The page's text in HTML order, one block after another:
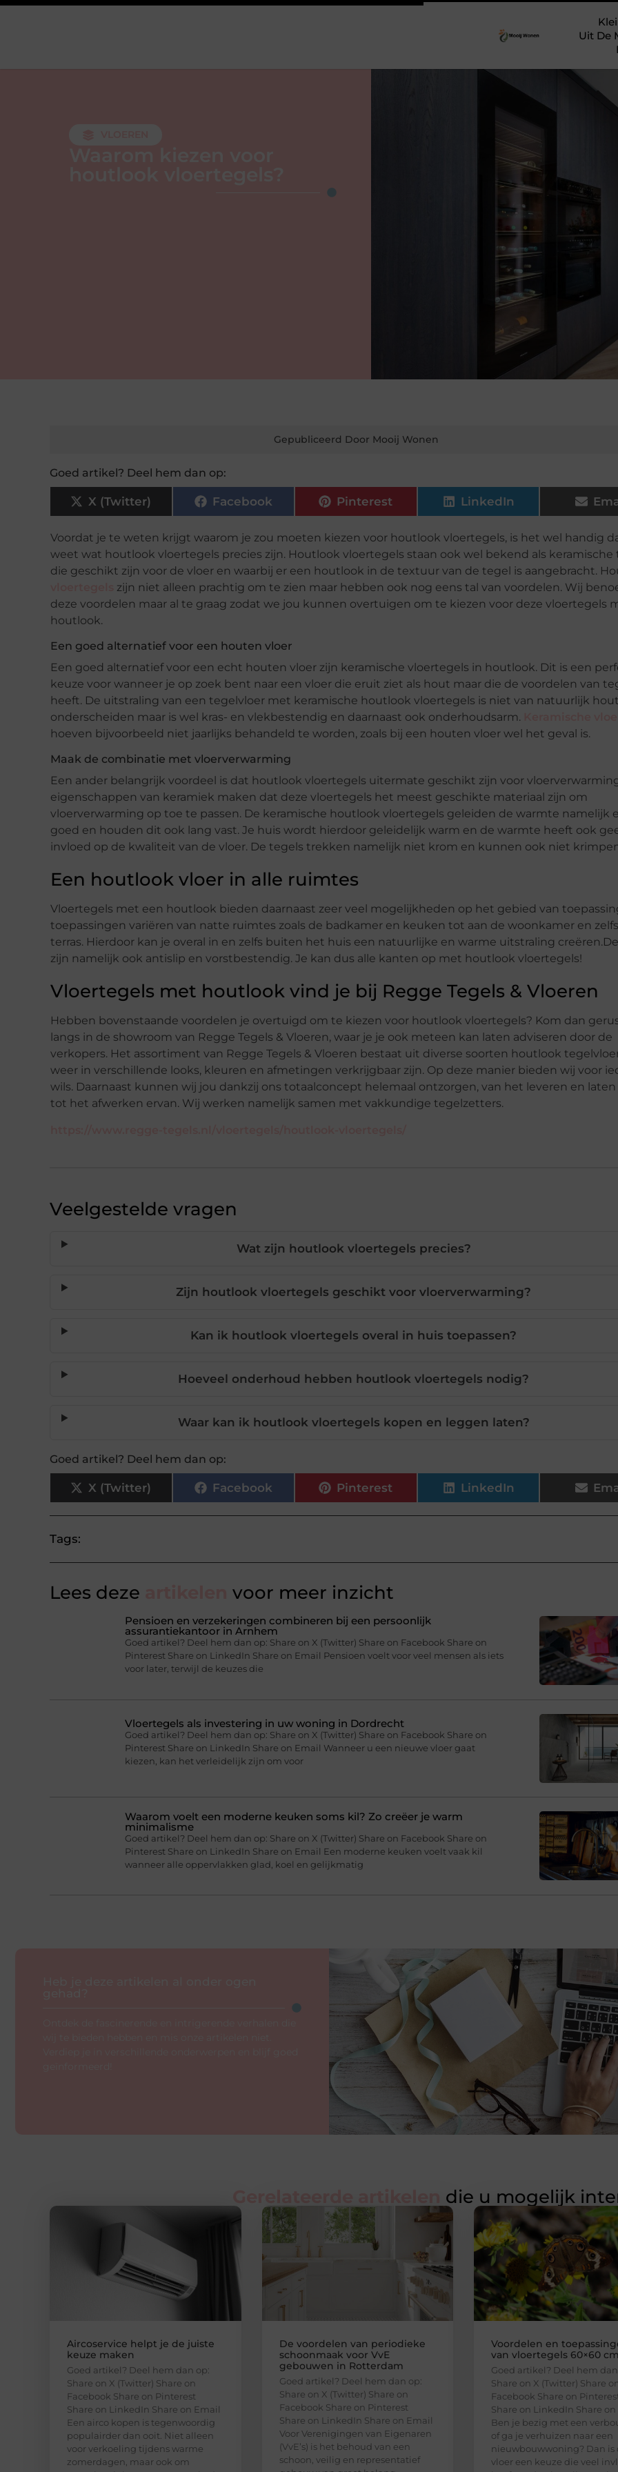
Uit De
Gepubliceerd Door Mooij Wonen
Goed artikel? Deel hem dan op:
X (Twitter) Facebook Pinterest LinkedIn
Voordat je te weten krijgt waarom je zou moeten kiezen voor houtlook vloertegels, is het wel handig
weet wat houtlook vloertegels precies zijn. Houtlook vloertegels staan ook wel bekend als keramische
die geschikt zijn voor de vloer en waarbij er een houtlook in de textuur van de tegel is aangebracht.
zijn niet alleen prachtig om te zien maar hebben ook nog eens tal van voordelen. Wij
deze voordelen maar al te graag zodat we jou kunnen overtuigen om te kiezen voor deze vloertegels
houtlook.
Een goed alternatief voor een houten vloer
Een goed alternatief voor een echt houten vloer zijn keramische vloertegels in houtlook. Dit is een
keuze voor wanneer je op zoek bent naar een vloer die eruit ziet als hout maar die de voordelen van
heeft. De uitstraling van een tegelvloer met keramische houtlook vloertegels is niet van natuurlijk
onderscheiden maar is wel kras- en vlekbestendig en daarnaast ook onderhoudsarm.
hoeven bijvoorbeeld niet jaarlijks behandeld te worden, zoals bij een houten vloer wel het geval is.
Maak de combinatie met vloerverwarming
Een ander belangrijk voordeel is dat houtlook vloertegels uitermate geschikt zijn voor
eigenschappen van keramiek maken dat deze vloertegels het meest geschikte materiaal zijn om
vloerverwarming op toe te passen. De keramische houtlook vloertegels geleiden de warmte namelijk
goed en houden dit ook lang vast. Je huis wordt hierdoor geleidelijk warm en de warmte heeft ook
invloed op de kwaliteit van de vloer. De tegels trekken namelijk niet krom en kunnen ook niet
Een houtlook vloer in alle ruimtes
Vloertegels met een houtlook bieden daarnaast zeer veel mogelijkheden op het gebied van
toepassingen variëren van natte ruimtes zoals de badkamer en keuken tot aan de woonkamer en zelfs
terras. Hierdoor kan je overal in en zelfs buiten het huis een natuurlijke en warme uitstraling creëren.
zijn namelijk ook antislip en vorstbestendig. Je kan dus alle kanten op met houtlook vloertegels!
Vloertegels met houtlook vind je bij Regge Tegels & Vloeren
Hebben bovenstaande voordelen je overtuigd om te kiezen voor houtlook vloertegels? Kom dan
langs in de showroom van Regge Tegels & Vloeren, waar je je ook meteen kan laten adviseren door de
verkopers. Het assortiment van Regge Tegels & Vloeren bestaat uit diverse soorten houtlook
weer in verschillende looks, kleuren en afmetingen verkrijgbaar zijn. Op deze manier bieden wij voor
wils. Daarnaast kunnen wij jou dankzij ons totaalconcept helemaal ontzorgen, van het leveren en
tot het afwerken ervan. Wij werken namelijk samen met vakkundige tege lzetters.
Veelgestelde vragen
Wat zijn houtlook vloertegels precies?
Zijn houtlook vloertegels geschikt voor vloerverwarming?
Kan ik houtlook vloertegels overal in huis toepassen?
Hoeveel onderhoud hebben houtlook vloertegels nodig?
Waar kan ik houtlook vloertegels kopen en leggen laten?
Goed artikel? Deel hem dan op:
X (Twitter) Facebook Pinterest LinkedIn
Tags:
Lees deze voor meer inzicht
Pensioen en verzekeringen combineren bij een persoonlijk
assurantiekantoor in Arnhem
Goed artikel? Deel hem dan op: Share on X (Twitter) Share on Facebook Share on
Pinterest Share on LinkedIn Share on Email Pensioen voelt voor veel mensen als iets
voor later, terwijl de keuzes die
Vloertegels als investering in uw woning in Dordrecht
Goed artikel? Deel hem dan op: Share on X (Twitter) Share on Facebook Share on
Pinterest Share on LinkedIn Share on Email Wanneer u een nieuwe vloer gaat
kiezen, kan het verleidelijk zijn om voor
Waarom voelt een moderne keuken soms kil? Zo creëer je warm
minimalisme
Goed artikel? Deel hem dan op: Share on X (Twitter) Share on Facebook Share on
Pinterest Share on LinkedIn Share on Email Een moderne keuken voelt vaak kil
wanneer alle oppervlakken glad, koel en gelijkmatig
die u mogelijk
Aircoservice helpt je de juiste
keuze maken
Goed artikel? Deel hem dan op:
Share on X (Twitter) Share on
Facebook Share on Pinterest
Share on LinkedIn Share on Email
Een airco kopen is tegenwoordig
populairder dan ooit. Niet alleen
voor verkoeling tijdens warme
zomerdagen, maar ook om
De voordelen van periodieke
schoonmaak voor VvE
gebouwen in Rotterdam
Goed artikel? Deel hem dan op:
Share on X (Twitter) Share on
Facebook Share on Pinterest
Share on LinkedIn Share on Email
Voor Verenigingen van Eigenaren
(VvE’s) is het behoud van een
schoon, veilig en representatief
Voordelen en
van vloertegels 60×60 cm
Goed artikel? Deel hem
Share on X (Twitter) Share
Facebook Share on
Share on LinkedIn Share
Ben je bezig met een
of ga je verhuizen naar een
nieuwbouwwoning? Dan is
vloer een keuze die veel